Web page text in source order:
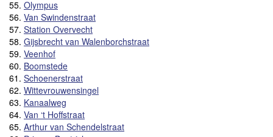
55. Olympus
56. Van Swindenstraat
57. Station Overvecht
58. Gijsbrecht van Walenborchstraat
59. Veenhof
60. Boomstede
61. Schoenerstraat
62. Wittevrouwensingel
63. Kanaalweg
64. Van ‘t Hoffstraat
65. Arthur van Schendelstraat